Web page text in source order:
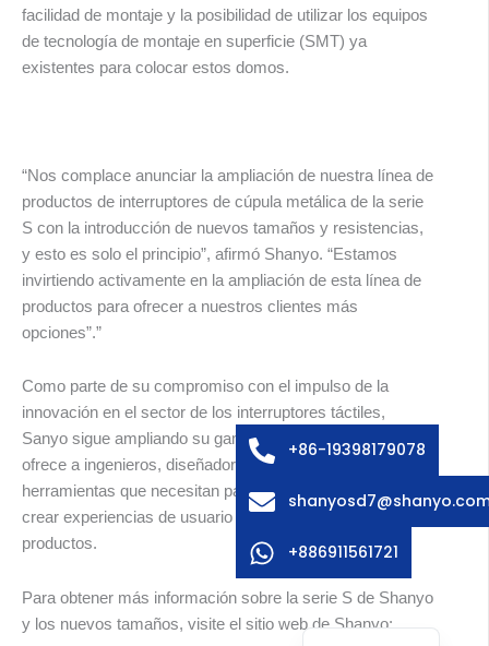
facilidad de montaje y la posibilidad de utilizar los equipos
de tecnología de montaje en superficie (SMT) ya
existentes para colocar estos domos.
“Nos complace anunciar la ampliación de nuestra línea de
productos de interruptores de cúpula metálica de la serie
S con la introducción de nuevos tamaños y resistencias,
y esto es solo el principio”, afirmó Shanyo. “Estamos
invirtiendo activamente en la ampliación de esta línea de
productos para ofrecer a nuestros clientes más
opciones”.”
Como parte de su compromiso con el impulso de la
innovación en el sector de los interruptores táctiles,
Sanyo sigue ampliando su gama de productos. Sanyo
ofrece a ingenieros, diseñadores y fabricantes las
herramientas que necesitan para impulsar la innovación y
crear experiencias de usuario excepcionales en sus
productos.
Para obtener más información sobre la serie S de Shanyo
y los nuevos tamaños, visite el sitio web de Shanyo:
+86-19398179078
+886911561721
English
Korean
German
Italian
Swedish